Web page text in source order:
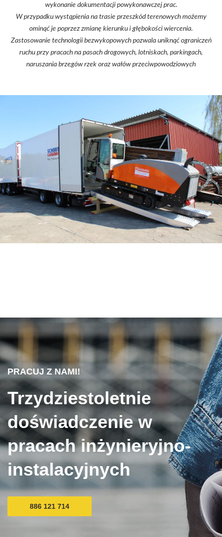
wykonanie dokumentacji powykonawczej prac.
W przypadku wystąpienia na trasie przeszkód terenowych możemy
ominąć je poprzez zmianę kierunku i głębokości wiercenia.
Zastosowanie technologii bezwykopowych pozwala uniknąć ograniczeń
ruchu przy pracach na pasach drogowych, lotniskach, parkingach,
naruszania brzegów rzek oraz wałów przeciwpowodziowych
PRACUJ Z NAMI!
Trzydziestoletnie
doświadczenie w
pracach inżynieryjno-
instalacyjnych
886 121 714